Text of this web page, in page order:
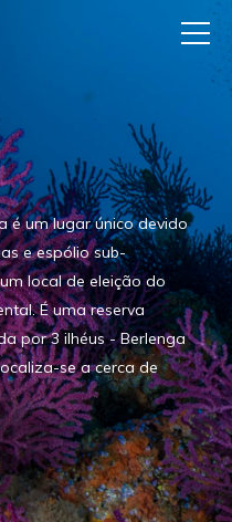
é um lugar único devido
e espólio sub-
local de eleição do
É uma reserva
por 3 ilhéus - Berlenga
se a cerca de